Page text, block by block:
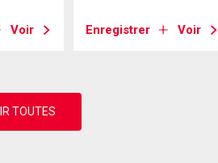
Voir Enregistrer Voir